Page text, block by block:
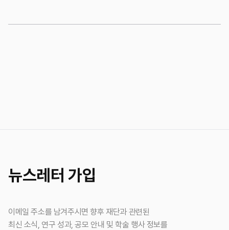
뉴스레터 가입
이메일 주소를 남겨주시면 향후 재단과 관련된
최신 소식, 연구 성과, 공모 안내 및 학술 행사 정보를